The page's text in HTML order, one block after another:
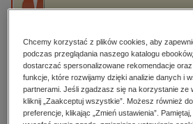
dzienniki
edukacja
hobby, sport, rozrywka
komputery, internet,
Przepraszamy, ale produkt
High-contrast mode
Polecane
Chcemy korzystać z plików cookies, aby
podczas przeglądania naszego katalogu
dostarczać spersonalizowane rekomendacje
funkcje, które rozwijamy dzięki analizie danych i
partnerami. Jeśli zgadzasz się na korzystanie ze
kliknij „Zaakceptuj wszystkie”. Możesz również
preferencje, klikając „Zmień ustawienia”.